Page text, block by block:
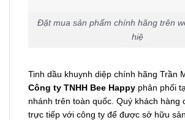
Đặt mua sản phẩm chính hãng trên
hiệ
Tinh dầu khuynh diệp chính hãng Trần
Công ty TNHH Bee Happy phân phối
nhánh trên toàn quốc. Quý khách hàng
trực tiếp với công ty để được sở hữu